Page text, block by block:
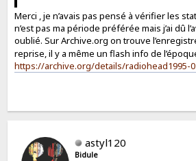
Merci , je n’avais pas pensé à vérifier les
n’est pas ma période préférée mais j’ai dû
oublié. Sur Archive.org on trouve
reprise, il y a même un flash info de
https://archive.org/details/radiohead1995-
astyl120
Bidule